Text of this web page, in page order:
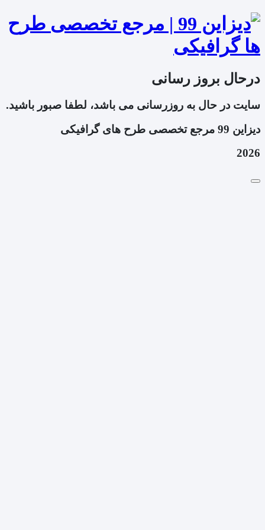
درحال بروز رسانی
سایت در حال به روزرسانی می باشد، لطفا صبور باشید.
دیزاین 99 مرجع تخصصی طرح های گرافیکی
2026